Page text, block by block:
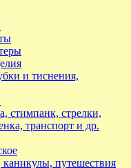
и тиснения,
стимпанк, стрелки,
транспорт и др.
путешествия